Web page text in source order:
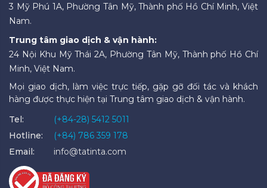
3 Mỹ Phú 1A, Phường Tân Mỹ, Thành phố Hồ Chí Minh, Việt
Nam.
Trung tâm giao dịch & vận hành:
24 Nội Khu Mỹ Thái 2A, Phường Tân Mỹ, Thành phố Hồ Chí
Minh, Việt Nam.
Mọi giao dịch, làm việc trực tiếp, gặp gỡ đối tác và khách
hàng được thực hiện tại Trung tâm giao dịch & vận hành.
Tel:
(+84-28) 5412 5011
Hotline:
(+84) 786 359 178
Email:
info@tatinta.com